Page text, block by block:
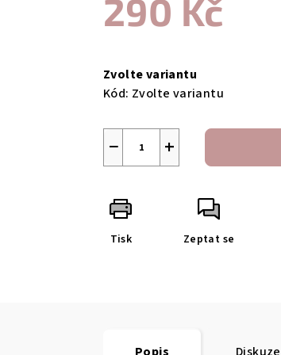
290 Kč
cena:
Zvolte variantu
Kód: Zvolte variantu
+
−
Tisk Zeptat se